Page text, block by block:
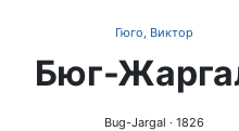
Гюго, Виктор
Бюг-
Bug-Jargal · 1826